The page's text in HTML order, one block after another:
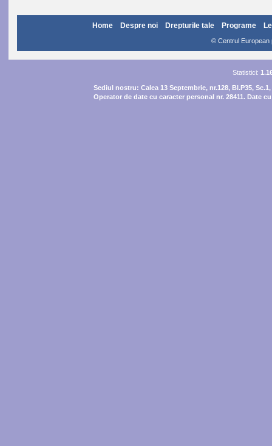
Home Despre noi Drepturile tale Programe
© Centrul European
Statistici:
Sediul nostru: Calea 13 Septembrie, nr.128, Bl.P35,
Operator de date cu caracter personal nr. 28411. Date